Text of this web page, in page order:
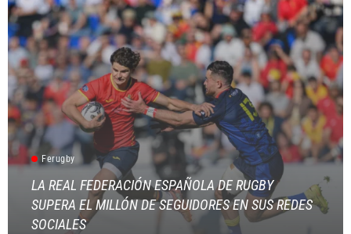
Ferugby
LA REAL FEDERACIÓN ESPAÑOLA DE RUGBY
SUPERA EL MILLÓN DE SEGUIDORES EN SUS REDES
SOCIALES